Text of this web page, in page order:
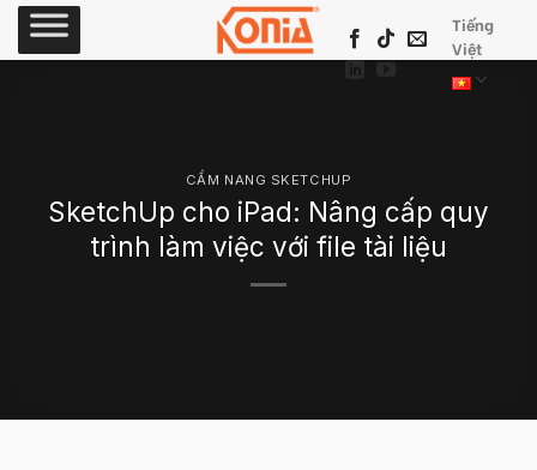
Skip
Tiếng
Việt
CẨM NANG SKETCHUP
SketchUp cho iPad: Nâng cấp quy
trình làm việc với file tài liệu